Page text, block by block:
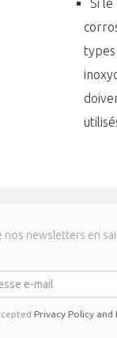
Si le
nos newsletters en
Privacy Policy and